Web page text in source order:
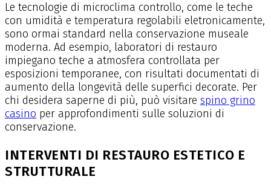
Le tecnologie di microclima controllo, come le teche
con umidità e temperatura regolabili eletronicamente,
sono ormai standard nella conservazione museale
moderna. Ad esempio, laboratori di restauro
impiegano teche a atmosfera controllata per
esposizioni temporanee, con risultati documentati di
aumento della longevità delle superfici decorate. Per
chi desidera saperne di più, può visitare spino grino
casino per approfondimenti sulle soluzioni di
conservazione.
INTERVENTI DI RESTAURO ESTETICO E
STRUTTURALE